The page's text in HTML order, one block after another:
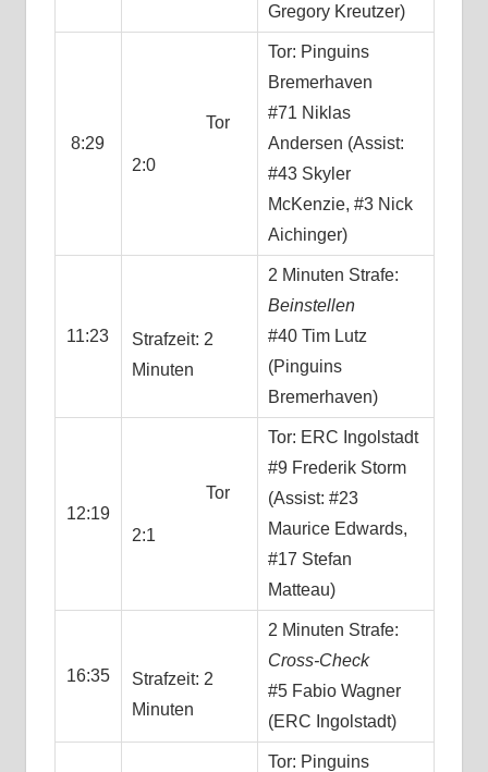
Gregory Kreutzer)
8:29
Tor
2:0
Tor: Pinguins
Bremerhaven
#71 Niklas
Andersen (Assist:
#43 Skyler
McKenzie, #3 Nick
Aichinger)
11:23
Strafzeit: 2
Minuten
2 Minuten Strafe:
Beinstellen
#40 Tim Lutz
(Pinguins
Bremerhaven)
12:19
Tor
2:1
Tor: ERC Ingolstadt
#9 Frederik Storm
(Assist: #23
Maurice Edwards,
#17 Stefan
Matteau)
16:35
Strafzeit: 2
Minuten
2 Minuten Strafe:
Cross-Check
#5 Fabio Wagner
(ERC Ingolstadt)
Tor: Pinguins